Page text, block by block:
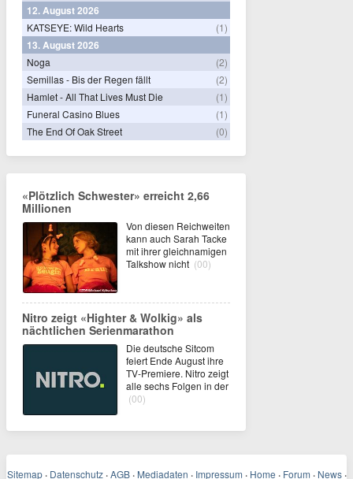
12. August 2026
KATSEYE: Wild Hearts (1)
13. August 2026
Noga
(2)
Semillas - Bis der Regen fällt
(2)
Hamlet - All That Lives Must Die
(1)
Funeral Casino Blues
(1)
The End Of Oak Street
(0)
«Plötzlich Schwester» erreicht 2,66
Millionen
Von diesen Reichweiten
kann auch Sarah Tacke
mit ihrer gleichnamigen
Talkshow nicht (00)
Nitro zeigt «Highter & Wolkig» als
nächtlichen Serienmarathon
Die deutsche Sitcom
feiert Ende August ihre
TV-Premiere. Nitro zeigt
alle sechs Folgen in der
(00)
Sitemap · Datenschutz · AGB · Mediadaten · Impressum · Home · Forum · News ·